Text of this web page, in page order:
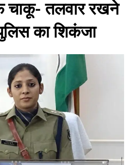
चाकू- तलवार रखने
का शिकंजा